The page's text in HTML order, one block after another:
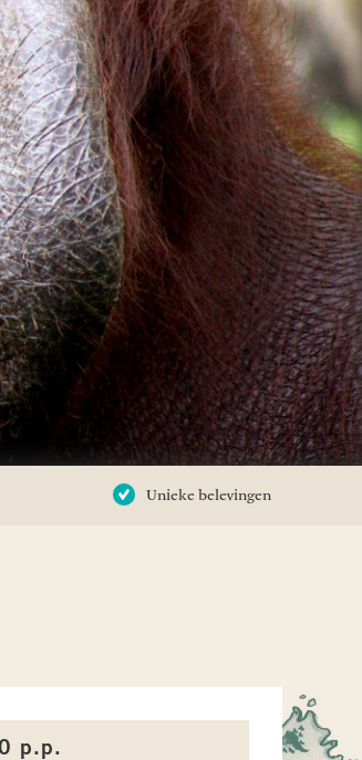
Unieke belevingen
p.p.